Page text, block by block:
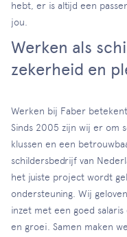
hebt, er is altijd een
jou.
Werken als
zekerheid en
Werken bij Faber
Sinds 2005 zijn wij er om
klussen en een
schildersbedrijf van
het juiste project wordt
ondersteuning. Wij
inzet met een goed
en groei. Samen maken